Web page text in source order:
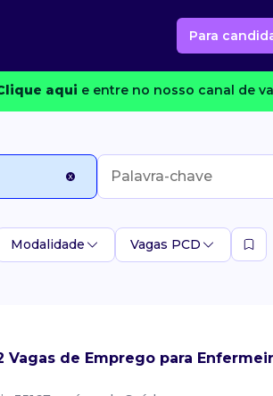
Para
aqui e entre no nosso canal de
Modalidade Vagas PCD
Vagas de Emprego para